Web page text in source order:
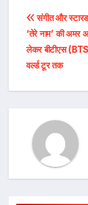
पोस्ट
संगीत और
‘तेरे नाम’ की अमर
लेकर बीटीएस
वर्ल्ड टूर तक